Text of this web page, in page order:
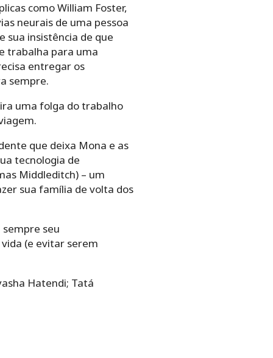
como William Foster,
neurais de uma pessoa
insistência de que
trabalha para uma
entregar os
sempre.
uma folga do trabalho
que deixa Mona e as
tecnologia de
Middleditch) – um
sua família de volta dos
seu
(e evitar serem
Hatendi; Tatá